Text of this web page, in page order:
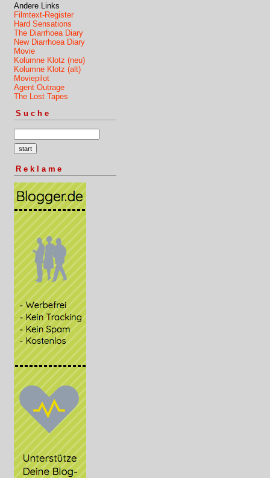
Andere Links
Filmtext-Register
Hard Sensations
The Diarrhoea Diary
New Diarrhoea Diary
Movie
Kolumne Klotz (neu)
Kolumne Klotz (alt)
Moviepilot
Agent Outrage
The Lost Tapes
Suche
Reklame